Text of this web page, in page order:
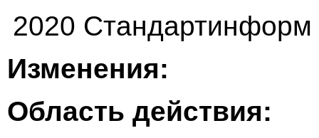
2020 Стандартинформ
Изменения:
Область действия: